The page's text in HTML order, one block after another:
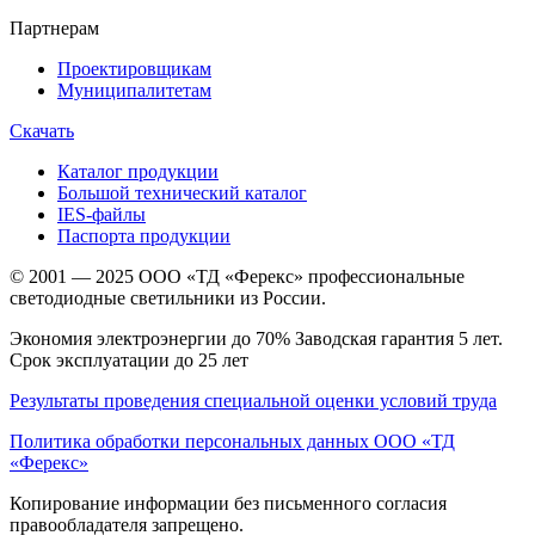
Партнерам
Проектировщикам
Муниципалитетам
Скачать
Каталог продукции
Большой технический каталог
IES-файлы
Паспорта продукции
© 2001 — 2025 ООО «ТД «Ферекс» профессиональные
светодиодные светильники из России.
Экономия электроэнергии до 70% Заводская гарантия 5 лет.
Срок эксплуатации до 25 лет
Результаты проведения специальной оценки условий труда
Политика обработки персональных данных ООО «ТД
«Ферекс»
Копирование информации без письменного согласия
правообладателя запрещено.